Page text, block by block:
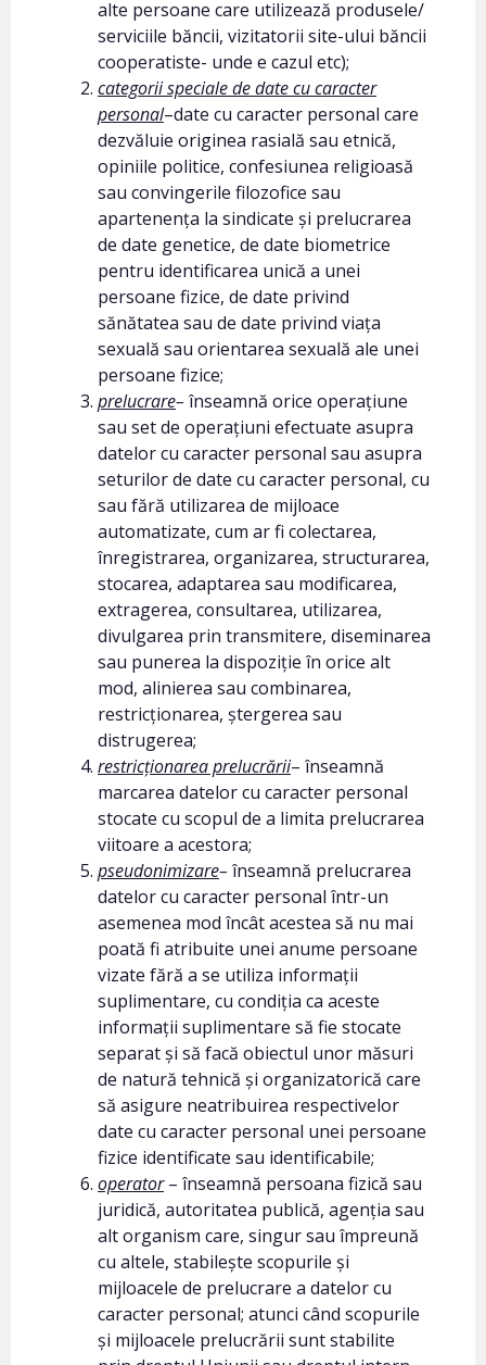
alte persoane care utilizează produsele/
serviciile băncii, vizitatorii site-ului băncii
cooperatiste- unde e cazul etc);
categorii speciale de date cu caracter
personal–date cu caracter personal care
dezvăluie originea rasială sau etnică,
opiniile politice, confesiunea religioasă
sau convingerile filozofice sau
apartenența la sindicate și prelucrarea
de date genetice, de date biometrice
pentru identificarea unică a unei
persoane fizice, de date privind
sănătatea sau de date privind viața
sexuală sau orientarea sexuală ale unei
persoane fizice;
prelucrare– înseamnă orice operațiune
sau set de operațiuni efectuate asupra
datelor cu caracter personal sau asupra
seturilor de date cu caracter personal, cu
sau fără utilizarea de mijloace
automatizate, cum ar fi colectarea,
înregistrarea, organizarea, structurarea,
stocarea, adaptarea sau modificarea,
extragerea, consultarea, utilizarea,
divulgarea prin transmitere, diseminarea
sau punerea la dispoziție în orice alt
mod, alinierea sau combinarea,
restricționarea, ștergerea sau
distrugerea;
restricționarea prelucrării– înseamnă
marcarea datelor cu caracter personal
stocate cu scopul de a limita prelucrarea
viitoare a acestora;
pseudonimizare– înseamnă prelucrarea
datelor cu caracter personal într-un
asemenea mod încât acestea să nu mai
poată fi atribuite unei anume persoane
vizate fără a se utiliza informații
suplimentare, cu condiția ca aceste
informații suplimentare să fie stocate
separat și să facă obiectul unor măsuri
de natură tehnică și organizatorică care
să asigure neatribuirea respectivelor
date cu caracter personal unei persoane
fizice identificate sau identificabile;
operator– înseamnă persoana fizică sau
juridică, autoritatea publică, agenția sau
alt organism care, singur sau împreună
cu altele, stabilește scopurile și
mijloacele de prelucrare a datelor cu
caracter personal; atunci când scopurile
și mijloacele prelucrării sunt stabilite